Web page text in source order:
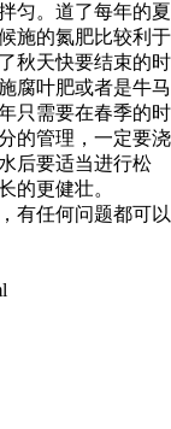
匀。道了每年的夏
施的氮肥比较利于
秋天快要结束的时
腐叶肥或者是牛马
只需要在春季的时
的管理，一定要浇
后要适当进行松
的更健壮。
有任何问题都可以